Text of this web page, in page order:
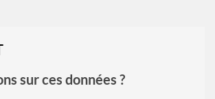
sur ces données ?